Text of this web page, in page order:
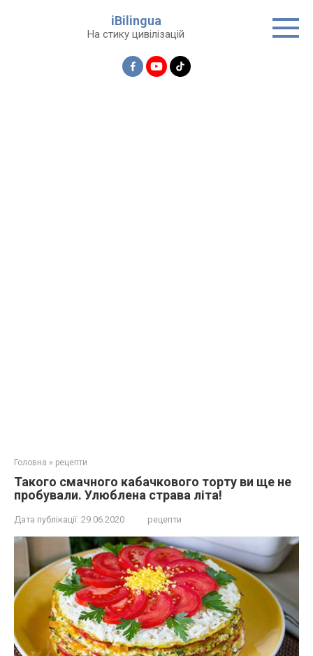
iBilingua
На стику цивілізацій
Головна » рецепти
Такого смачного кабачкового торту ви ще не
пробували. Улюблена страва літа!
Дата публікації: 29.06.2020 рецепти